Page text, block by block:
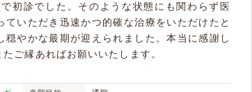
初診でした。そのような状態にも関わらず医
いただき迅速かつ的確な治療をいただけたと
やかな最期が迎えられました。本当に感謝し
ご縁あればお願いいたします。